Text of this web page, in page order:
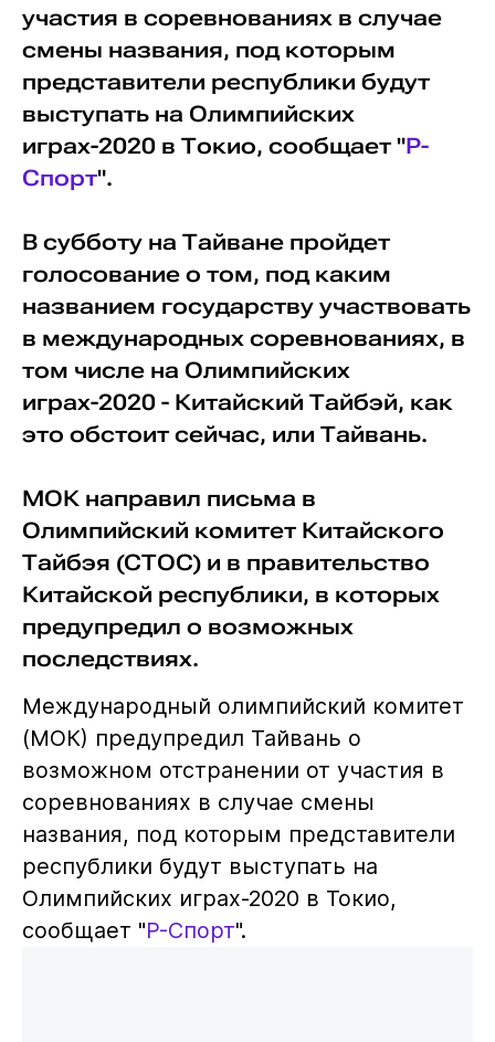
участия в соревнованиях в случае
смены названия, под которым
представители республики будут
выступать на Олимпийских
играх-2020 в Токио, сообщает "Р-
Спорт".
В субботу на Тайване пройдет
голосование о том, под каким
названием государству участвовать
в международных соревнованиях, в
том числе на Олимпийских
играх-2020 - Китайский Тайбэй, как
это обстоит сейчас, или Тайвань.
МОК направил письма в
Олимпийский комитет Китайского
Тайбэя (CTOC) и в правительство
Китайской республики, в которых
предупредил о возможных
последствиях.
Международный олимпийский комитет
(МОК) предупредил Тайвань о
возможном отстранении от участия в
соревнованиях в случае смены
названия, под которым представители
республики будут выступать на
Олимпийских играх-2020 в Токио,
сообщает "Р-Спорт".